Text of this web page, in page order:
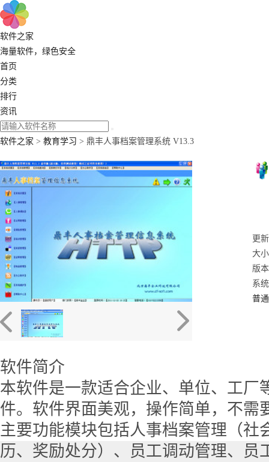
软件之家
海量软件，绿色安全
首页
分类
排行
资讯
软件之家 > 教育学习 > 鼎丰人事档案管理系统 V13.3
更
大
版
系
普
软件简介
本软件是一款适合企业、单位、工厂
件。软件界面美观，操作简单，不需
主要功能模块包括人事档案管理（社
历、奖励处分）、员工调动管理、员